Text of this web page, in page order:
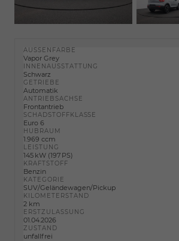
AUSSENFARBE
Vapor Grey
INNENAUSSTATTUNG
Schwarz
GETRIEBE
Automatik
ANTRIEBSACHSE
Frontantrieb
SCHADSTOFFKLASSE
Euro 6
HUBRAUM
1.969 ccm
LEISTUNG
145 kW (197 PS)
KRAFTSTOFF
Benzin
KATEGORIE
SUV/Geländewagen/Pickup
KILOMETERSTAND
2 km
ERSTZULASSUNG
01.04.2026
ZUSTAND
unfallfrei